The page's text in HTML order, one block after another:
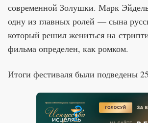
современной Золушки. Марк
одну из главных ролей — сына
который решил жениться на
фильма определен, как ромком.
Итоги фестиваля были подведены